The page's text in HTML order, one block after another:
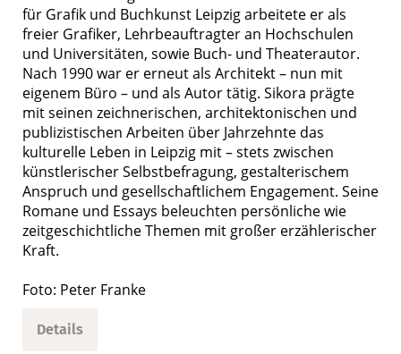
für Grafik und Buchkunst Leipzig arbeitete er als
freier Grafiker, Lehrbeauftragter an Hochschulen
und Universitäten, sowie Buch- und Theaterautor.
Nach 1990 war er erneut als Architekt – nun mit
eigenem Büro – und als Autor tätig. Sikora prägte
mit seinen zeichnerischen, architektonischen und
publizistischen Arbeiten über Jahrzehnte das
kulturelle Leben in Leipzig mit – stets zwischen
künstlerischer Selbstbefragung, gestalterischem
Anspruch und gesellschaftlichem Engagement. Seine
Romane und Essays beleuchten persönliche wie
zeitgeschichtliche Themen mit großer erzählerischer
Kraft.
Foto: Peter Franke
Details